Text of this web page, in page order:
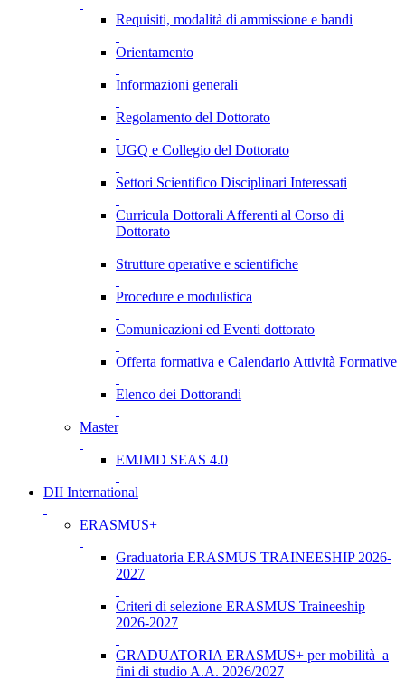
Requisiti, modalità di ammissione e bandi
Orientamento
Informazioni generali
Regolamento del Dottorato
UGQ e Collegio del Dottorato
Settori Scientifico Disciplinari Interessati
Curricula Dottorali Afferenti al Corso di
Dottorato
Strutture operative e scientifiche
Procedure e modulistica
Comunicazioni ed Eventi dottorato
Offerta formativa e Calendario Attività Formative
Elenco dei Dottorandi
Master
EMJMD SEAS 4.0
DII International
ERASMUS+
Graduatoria ERASMUS TRAINEESHIP 2026-
2027
Criteri di selezione ERASMUS Traineeship
2026-2027
GRADUATORIA ERASMUS+ per mobilità a
fini di studio A.A. 2026/2027